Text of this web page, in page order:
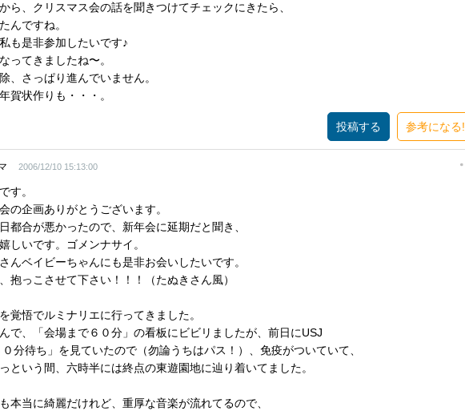
ら、クリスマス会の話を聞きつけてチェックにきたら、
んですね。
も是非参加したいです♪
ってきましたね〜。
、さっぱり進んでいません。
賀状作りも・・・。
参考になる!
2006/12/10 15:13:00
す。
の企画ありがとうございます。
都合が悪かったので、新年会に延期だと聞き、
しいです。ゴメンナサイ。
んベイビーちゃんにも是非お会いしたいです。
抱っこさせて下さい！！！（たぬきさん風）
覚悟でルミナリエに行ってきました。
で、「会場まで６０分」の看板にビビリましたが、前日にUSJ
分待ち」を見ていたので（勿論うちはパス！）、免疫がついていて、
という間、六時半には終点の東遊園地に辿り着いてました。
本当に綺麗だけれど、重厚な音楽が流れてるので、